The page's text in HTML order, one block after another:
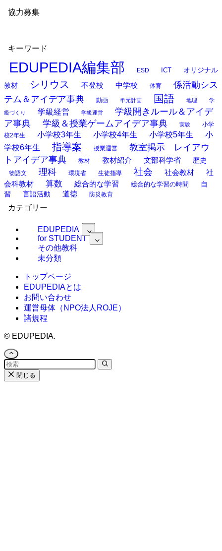
協力募集
キーワード
EDUPEDIA編集部 ESD ICT
オリジナル
教材
シリウス 不登校 中学校 体育
係活動シス
テム＆アイデア事典
動画 単元計画 国語 地理 学
級づくり 学級経営 学級運営
学級開きルール＆アイデ
ア事典
学級＆授業ゲームアイデア事典 実験
小学
校2年生
小学校3年生 小学校4年生 小学校5年生
小
学校6年生
指導案 授業運営
教室掲示 レイアウ
トアイデア事典
教材 教材紹介 文部科学省 歴史
物語文 理科 環境省 生徒指導 社会 社会教材
社
会科教材
算数 総合的な学習 総合的な学習の時間
自
習
言語活動 道徳 防災教育
カテゴリー
EDUPEDIA
for STUDENT
その他教科
未分類
トップページ
EDUPEDIAとは
お問い合わせ
運営母体（NPO法人ROJE）
諸規程
© EDUPEDIA.
閉じる